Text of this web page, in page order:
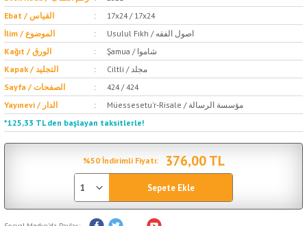
Ebat / القياس
17x24 / 17x24
İlim / الموضوع
Usulul Fıkh / اصول الفقه
Kağıt / الورق
Şamua / شاموا
Kapak / التجليد
Ciltli / مجلد
Sayfa / الصفحات
424 / 424
Yayınevi / الدار
Müessesetu'r-Risale / مؤسسة الرسالة
*125,33 TL den başlayan taksitlerle!
%50 İndirimli Fiyatı: 376,00 TL
Sepete Ekle